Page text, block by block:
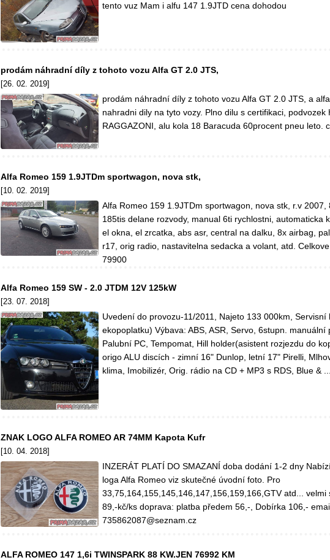
tento vuz Mam i alfu 147 1.9JTD cena dohodou
prodám náhradní díly z tohoto vozu Alfa GT 2.0 JTS,
[26. 02. 2019]
prodám náhradní díly z tohoto vozu Alfa GT 2.0 JTS, a
nahradni dily na tyto vozy. Plno dilu s certifikaci, podvozek
RAGGAZONI, alu kola 18 Baracuda 60procent pneu leto.
Alfa Romeo 159 1.9JTDm sportwagon, nova stk,
[10. 02. 2019]
Alfa Romeo 159 1.9JTDm sportwagon, nova stk, r.v 2007,
185tis delane rozvody, manual 6ti rychlostni, automaticka
el okna, el zrcatka, abs asr, central na dalku, 8x airbag,
r17, orig radio, nastavitelna sedacka a volant, atd.
79900
Alfa Romeo 159 SW - 2.0 JTDM 12V 125kW
[23. 07. 2018]
Uvedení do provozu-11/2011, Najeto 133 000km,
ekopoplatku) Výbava: ABS, ASR, Servo, 6stupn. manuální
Palubní PC, Tempomat, Hill holder(asistent rozjezdu do
origo ALU discích - zimní 16" Dunlop, letní 17" Pirelli,
klima, Imobilizér, Orig. rádio na CD + MP3 s RDS, Blue & ....
ZNAK LOGO ALFA ROMEO AR 74MM Kapota Kufr
[10. 04. 2018]
INZERÁT PLATÍ DO SMAZANÍ doba dodání 1-2 dny
loga Alfa Romeo viz skutečné úvodní foto. Pro
33,75,164,155,145,146,147,156,159,166,GTV atd... velmi
89,-kč/ks doprava: platba předem 56,-, Dobírka 106,-
735862087@seznam.cz
ALFA ROMEO 147 1,6i TWINSPARK 88 KW.JEN 76992 KM